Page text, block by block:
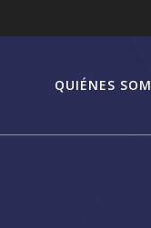
QUIÉNES